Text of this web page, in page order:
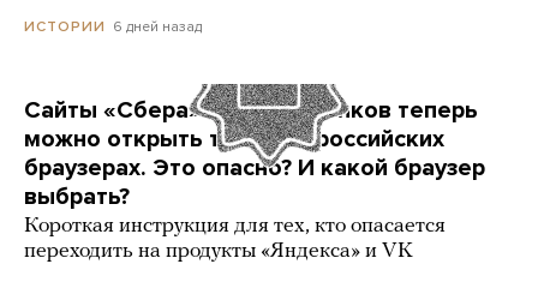
ИСТОРИИ 6 дней назад
Сайты «Сбера» и других банков теперь
можно открыть только в российских
браузерах. Это опасно? И какой браузер
выбрать?
Короткая инструкция для тех, кто опасается
переходить на продукты «Яндекса» и VK